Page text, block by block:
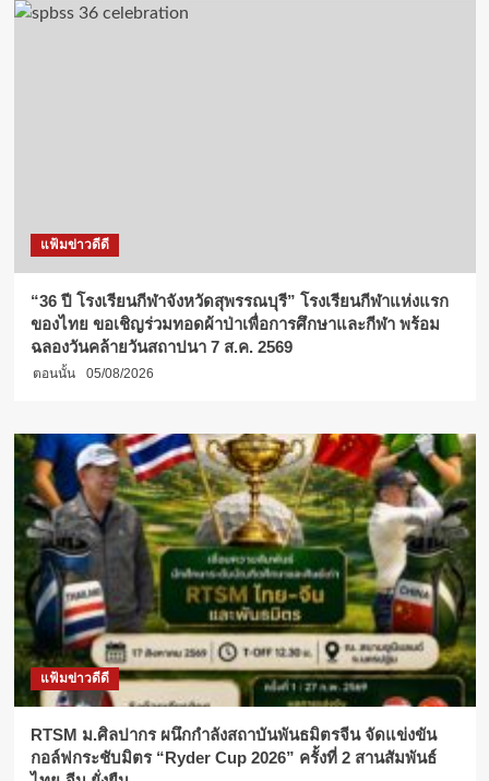
แฟ้มข่าวดีดี
“36 ปี โรงเรียนกีฬาจังหวัดสุพรรณบุรี” โรงเรียนกีฬาแห่งแรก
ของไทย ขอเชิญร่วมทอดผ้าป่าเพื่อการศึกษาและกีฬา พร้อม
ฉลองวันคล้ายวันสถาปนา 7 ส.ค. 2569
ตอนนั้น 05/08/2026
แฟ้มข่าวดีดี
RTSM ม.ศิลปากร ผนึกกำลังสถาบันพันธมิตรจีน จัดแข่งขัน
กอล์ฟกระชับมิตร “Ryder Cup 2026” ครั้งที่ 2 สานสัมพันธ์